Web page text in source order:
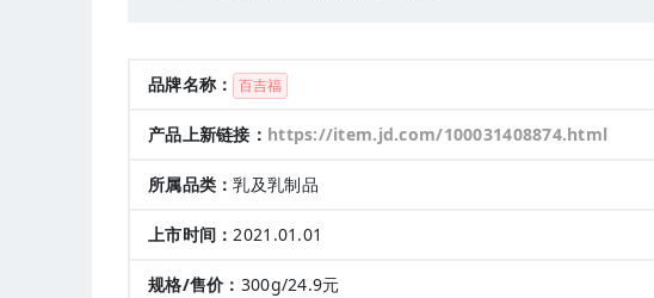
品牌名称： 百吉福
产品上新链接： https://item.jd.com/100031408874.html
所属品类：乳及乳制品
上市时间：2021.01.01
规格/售价： 300g/24.9元